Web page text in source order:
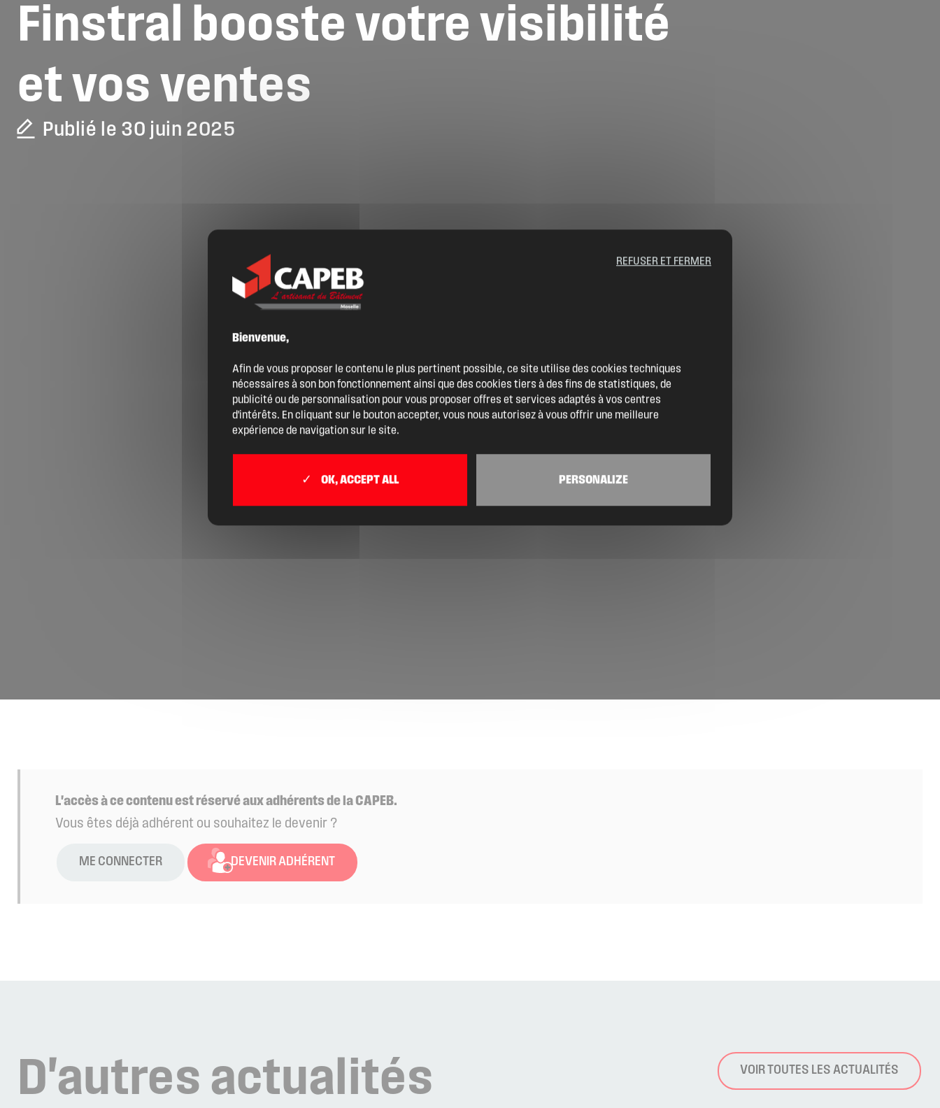
Nos services
Actualités
Boîte à outils
Boutique
Location de salles
Trouver un artisan
Devenir adhérent
Espace adhérent
Billetterie
Finstral booste votre visibilité
etvos ventes
Publié le 30 juin 2025
L'accès à ce contenu est réservé aux adhérents de la CAPEB.
Vous êtes déjà adhérent ou souhaitez le devenir ?
ME CONNECTER DEVENIR ADHÉRENT
D'autres actualités VOIR TOUTES LES ACTUALITÉS
Bienvenue,
Afin de vous proposer le contenu le plus pertinent possible, ce site utilise des cookies techniques
nécessaires à son bon fonctionnement ainsi que des cookies tiers à des fins de statistiques, de
publicité ou de personnalisation pour vous proposer offres et services adaptés à vos centres
d'intérêts. En cliquant sur le bouton accepter, vous nous autorisez à vous offrir une meilleure
expérience de navigation sur le site.
OK, ACCEPT ALL
REFUSER ET FERMER
PERSONALIZE